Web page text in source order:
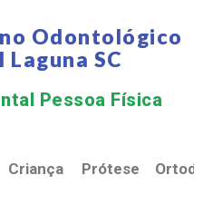
Odontológico
SC
Pessoa Física​
Criança Prótese